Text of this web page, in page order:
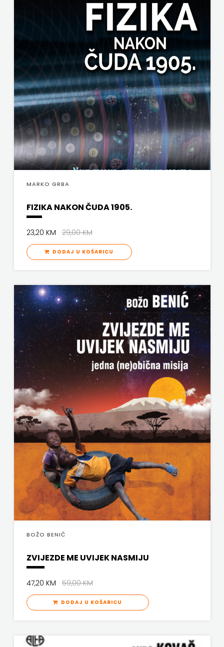
SONJA
STEP
BY
STEP
STILUS
SYNOPSIS
ŠARENI
ŠKOLSKA
KNJIGA
Telegram
grupa
d.o.o.
TERAPIJA,
ZAGREB
Twins
Company
UDRUGA
GLUTEN
FREE
HNŽ
V.B.Z.
PALABRA
MARKO GRBA
FIZIKA NAKON ČUDA 1905.
23,20 KM29,00 KM
DODAJ U KOŠARICU
BOŽO BENIĆ
ZVIJEZDE ME UVIJEK NASMIJU
47,20 KM59,00 KM
DODAJ U KOŠARICU